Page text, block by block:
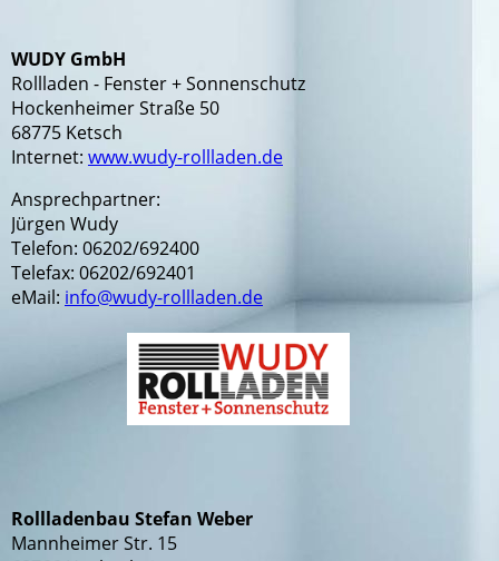
WUDY GmbH
Rollladen - Fenster + Sonnenschutz
Hockenheimer Straße 50
68775 Ketsch
Internet: www.wudy-rollladen.de
Ansprechpartner:
Jürgen Wudy
Telefon: 06202/692400
Telefax: 06202/692401
eMail: info@wudy-rollladen.de
Rollladenbau Stefan Weber
Mannheimer Str. 15